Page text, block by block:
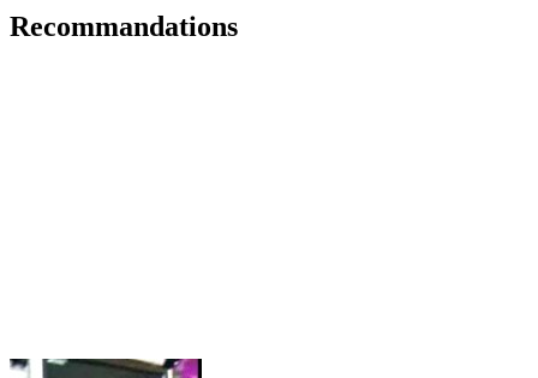
Recommandations